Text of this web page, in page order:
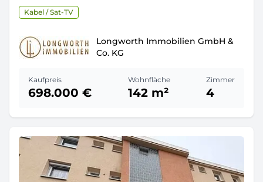
Kabel / Sat-TV
Longworth Immobilien GmbH &
Co. KG
Kaufpreis
698.000 €
Wohnfläche
142 m²
Zimmer
4